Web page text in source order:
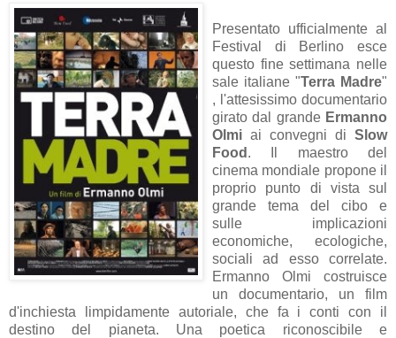
Presentato ufficialmente al
Festival di Berlino esce
questo fine settimana nelle
sale italiane "Terra Madre"
, l'attesissimo documentario
girato dal grande Ermanno
Olmi ai convegni di Slow
Food . Il maestro del
cinema mondiale propone il
proprio punto di vista sul
grande tema del cibo e
sulle implicazioni
economiche, ecologiche,
sociali ad esso correlate.
Ermanno Olmi costruisce
un documentario, un film
d'inchiesta limpidamente autoriale, che fa i conti con il
destino del pianeta. Una poetica riconoscibile e